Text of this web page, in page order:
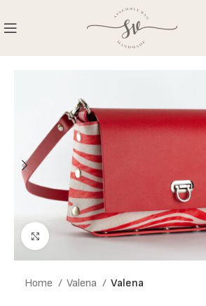
Click to enlarge
Home Valena Valena